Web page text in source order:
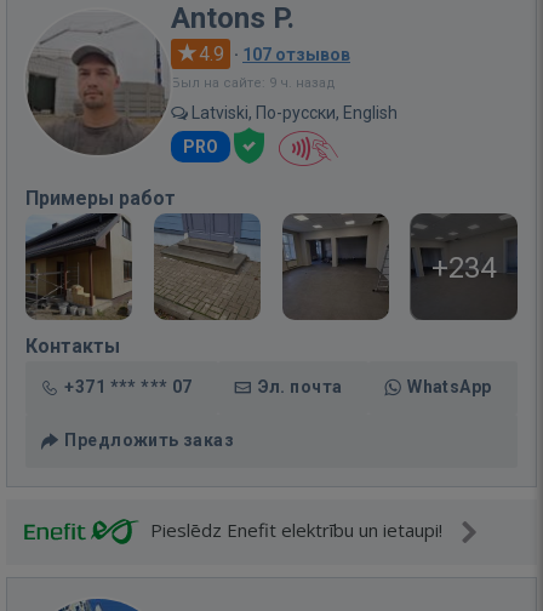
Antons P.
4.9 · 107 отзывов
Был на сайте: 9 ч. назад
Latviski, По-русски, English
PRO
Примеры работ
+234
Контакты
+371 *** *** 07 Эл. почта WhatsApp
Предложить заказ
Pieslēdz Enefit elektrību un ietaupi!